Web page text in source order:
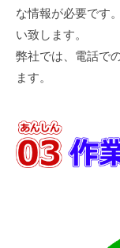
な情報が必要です
い致します。
弊社では、電話で
ます。